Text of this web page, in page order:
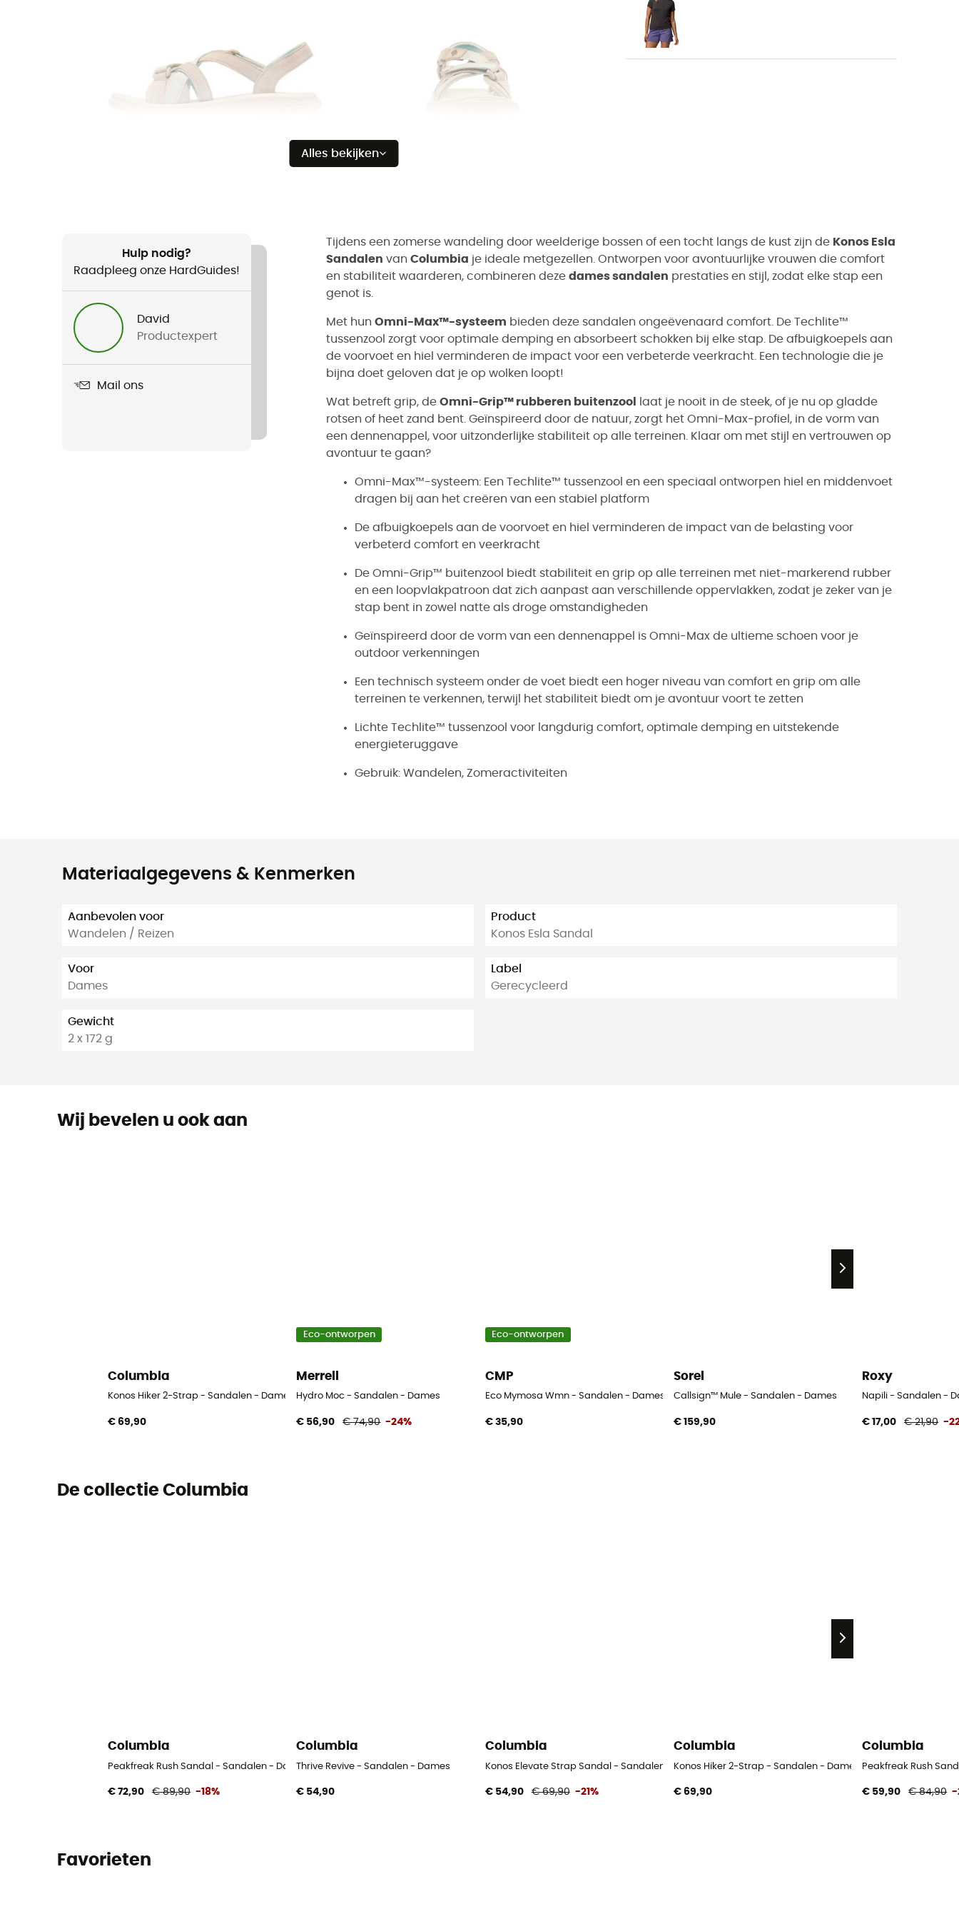
Alles bekijken
Hulp nodig?
Raadpleeg onze HardGuides!
David
Productexpert
Mail ons
Tijdens een zomerse wandeling door weelderige bossen of een tocht langs de kust zijn de Konos Esla
Sandalen van Columbia je ideale metgezellen. Ontworpen voor avontuurlijke vrouwen die comfort
en stabiliteit waarderen, combineren deze dames sandalen prestaties en stijl, zodat elke stap een
genot is.
Met hun Omni-Max™-systeem bieden deze sandalen ongeëvenaard comfort. De Techlite™
tussenzool zorgt voor optimale demping en absorbeert schokken bij elke stap. De afbuigkoepels aan
de voorvoet en hiel verminderen de impact voor een verbeterde veerkracht. Een technologie die je
bijna doet geloven dat je op wolken loopt!
Wat betreft grip, de Omni-Grip™ rubberen buitenzool
laat je nooit in de steek, of je nu op gladde
rotsen of heet zand bent. Geïnspireerd door de natuur, zorgt het Omni-Max-profiel, in de vorm van
een dennenappel, voor uitzonderlijke stabiliteit op alle terreinen. Klaar om met stijl en vertrouwen op
avontuur te gaan?
Omni-Max™-systeem: Een Techlite™ tussenzool en een speciaal ontworpen hiel en middenvoet
dragen bij aan het creëren van een stabiel platform
De afbuigkoepels aan de voorvoet en hiel verminderen de impact van de belasting voor
verbeterd comfort en veerkracht
De Omni-Grip™ buitenzool biedt stabiliteit en grip op alle terreinen met niet-markerend rubber
en een loopvlakpatroon dat zich aanpast aan verschillende oppervlakken, zodat je zeker van je
stap bent in zowel natte als droge omstandigheden
Geïnspireerd door de vorm van een dennenappel is Omni-Max de ultieme schoen voor je
outdoor verkenningen
Een technisch systeem onder de voet biedt een hoger niveau van comfort en grip om alle
terreinen te verkennen, terwijl het stabiliteit biedt om je avontuur voort te zetten
Lichte Techlite™ tussenzool voor langdurig comfort, optimale demping en uitstekende
energieteruggave
Gebruik: Wandelen, Zomeractiviteiten
Materiaalgegevens & Kenmerken
Aanbevolen voor
Wandelen / Reizen
Voor
Dames
Gewicht
2 x 172 g
Product
Konos Esla Sandal
Label
Gerecycleerd
Wij bevelen u ook aan
Columbia
Konos Hiker 2-Strap - Sandalen - Dames
€ 69,90
Eco-ontworpen
Merrell
Hydro Moc - Sandalen - Dames
€ 56,90 € 74,90 -24%
Eco-ontworpen
CMP
Eco Mymosa Wmn - Sandalen - Dames
€ 35,90
Sorel
Callsign™ Mule - Sandalen - Dames
€ 159,90
Roxy
Napili - Sandalen -
€ 17,00 € 21,90 -
De collectie Columbia
Columbia
Peakfreak Rush Sandal - Sandalen - Dames
€ 72,90 € 89,90 -18%
Columbia
Thrive Revive - Sandalen - Dames
€ 54,90
Columbia
Konos Elevate Strap Sandal - Sandalen - Dames
€ 54,90 € 69,90 -21%
Columbia
Konos Hiker 2-Strap - Sandalen - Dames
€ 69,90
Columbia
Peakfreak Rush
€ 59,90 € 84,90 -
Favorieten